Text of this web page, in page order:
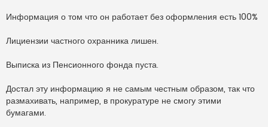
Информация о том что он работает без оформления есть 100%
Лициензии частного охранника лишен.
Выписка из Пенсионного фонда пуста.
Достал эту информацию я не самым честным образом, так что
размахивать, например, в прокуратуре не смогу этими
бумагами.